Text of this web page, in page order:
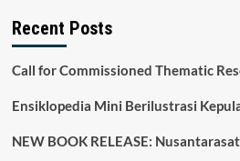
Recent Posts
Call for Commissioned Thematic
Ensiklopedia Mini Berilustrasi
NEW BOOK RELEASE: